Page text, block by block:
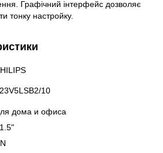
Графічний інтерфейс дозволяє
тонку настройку.
10
дома и офиса